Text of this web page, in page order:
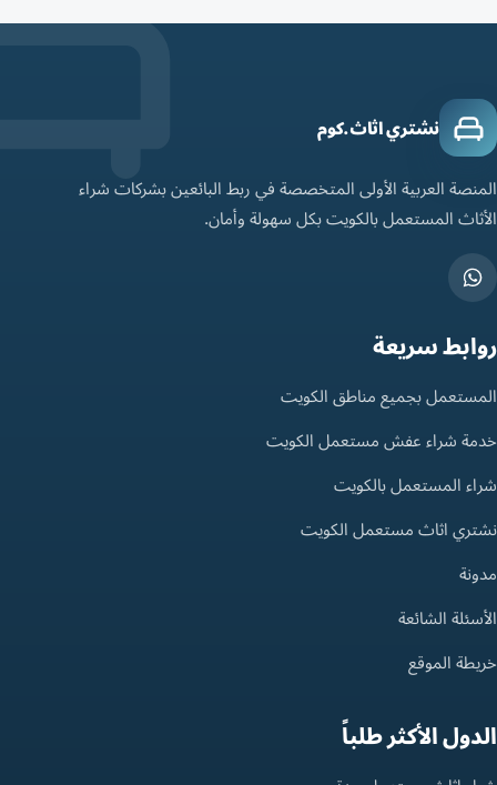
نشتري اثاث.كوم
المنصة العربية الأولى المتخصصة في ربط البائعين بشركات شراء
الأثاث المستعمل بالكويت بكل سهولة وأمان.
روابط سريعة
المستعمل بجميع مناطق الكويت
خدمة شراء عفش مستعمل الكويت
شراء المستعمل بالكويت
نشتري اثاث مستعمل الكويت
مدونة
الأسئلة الشائعة
خريطة الموقع
الدول الأكثر طلباً